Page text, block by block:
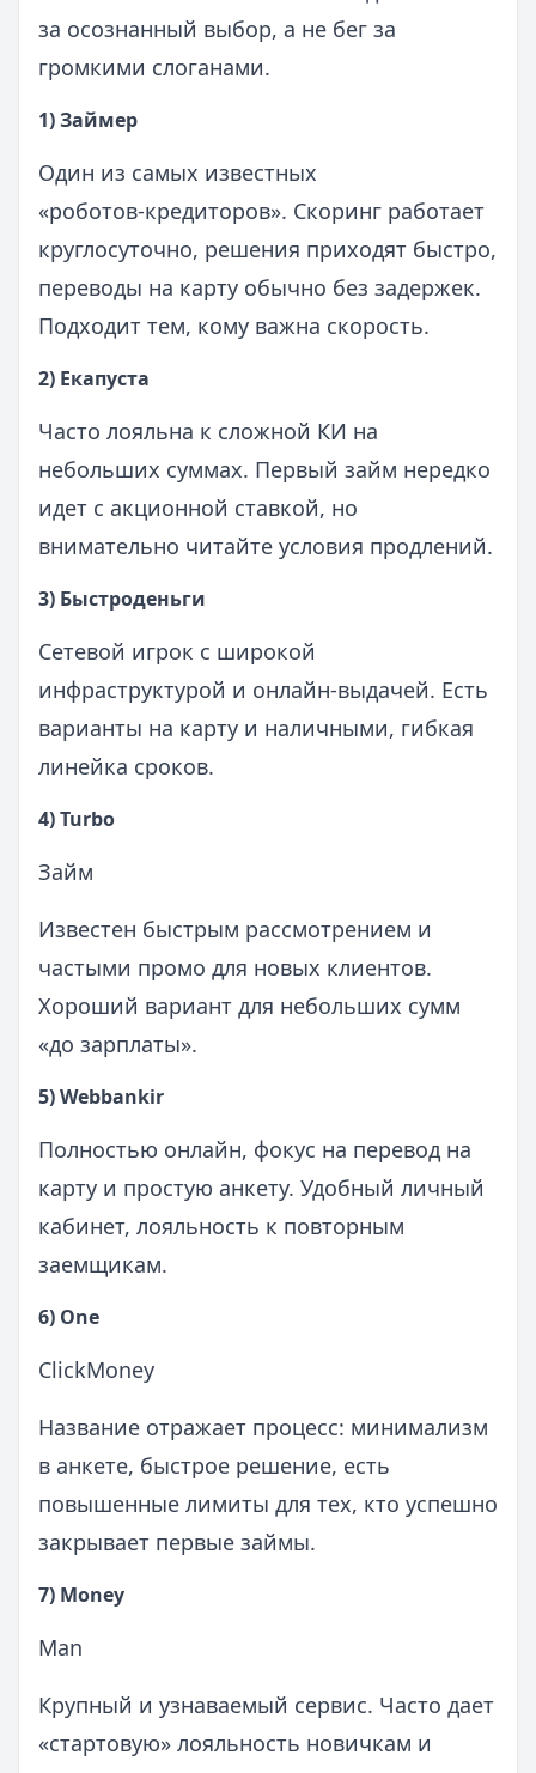
за осознанный выбор, а не бег за
громкими слоганами.
1) Займер
Один из самых известных
«роботов‑кредиторов». Скоринг работает
круглосуточно, решения приходят быстро,
переводы на карту обычно без задержек.
Подходит тем, кому важна скорость.
2) Екапуста
Часто лояльна к сложной КИ на
небольших суммах. Первый займ нередко
идет с акционной ставкой, но
внимательно читайте условия продлений.
3) Быстроденьги
Сетевой игрок с широкой
инфраструктурой и онлайн‑выдачей. Есть
варианты на карту и наличными, гибкая
линейка сроков.
4) Turbo
Займ
Известен быстрым рассмотрением и
частыми промо для новых клиентов.
Хороший вариант для небольших сумм
«до зарплаты».
5) Webbankir
Полностью онлайн, фокус на перевод на
карту и простую анкету. Удобный личный
кабинет, лояльность к повторным
заемщикам.
6) One
ClickMoney
Название отражает процесс: минимализм
в анкете, быстрое решение, есть
повышенные лимиты для тех, кто успешно
закрывает первые займы.
7) Money
Man
Крупный и узнаваемый сервис. Часто дает
«стартовую» лояльность новичкам и